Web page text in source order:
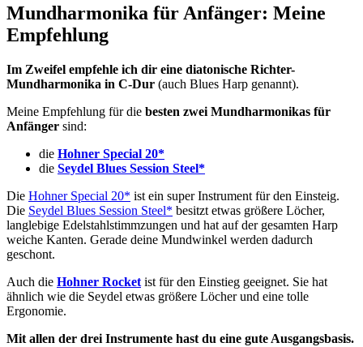
Mundharmonika für Anfänger: Meine
Empfehlung
Im Zweifel empfehle ich dir eine diatonische Richter-
Mundharmonika in C-Dur (auch Blues Harp genannt).
Meine Empfehlung für die besten zwei Mundharmonikas für
Anfänger sind:
die Hohner Special 20*
die Seydel Blues Session Steel*
Die Hohner Special 20* ist ein super Instrument für den Einsteig.
Die Seydel Blues Session Steel* besitzt etwas größere Löcher,
langlebige Edelstahlstimmzungen und hat auf der gesamten Harp
weiche Kanten. Gerade deine Mundwinkel werden dadurch
geschont.
Auch die Hohner Rocket ist für den Einstieg geeignet. Sie hat
ähnlich wie die Seydel etwas größere Löcher und eine tolle
Ergonomie.
Mit allen der drei Instrumente hast du eine gute Ausgangsbasis.